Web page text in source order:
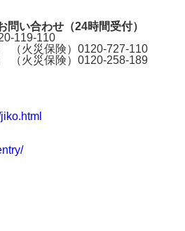
JFE Group
い合わせ（24時間受付）
119-110
火災保険） 0120-727-110
（火災保険） 0120-258-189